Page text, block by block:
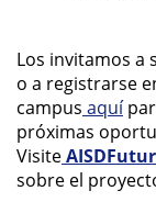
Los invitamos a
o a registrarse
campus aquí
próximas
Visite
sobre el